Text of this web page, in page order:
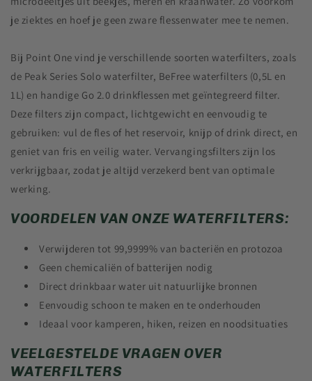
je ziektes en hoef je geen zware flessenwater mee te nemen.
Bij Point One vind je verschillende soorten waterfilters, zoals
de Peak Series Solo waterfilter, BeFree waterfilters (0,5L en
1L) en handige Go 2.0 drinkflessen met geïntegreerd filter.
Deze filters zijn compact, lichtgewicht en eenvoudig te
gebruiken: vul de fles of het reservoir, knijp of drink direct, en
geniet van fris en veilig water. Vervangingsfilters zijn los
verkrijgbaar, zodat je altijd verzekerd bent van optimale
werking.
VOORDELEN VAN ONZE WATERFILTERS:
Verwijderen tot 99,9999% van bacteriën en protozoa
Geen chemicaliën of batterijen nodig
Direct drinkbaar water uit natuurlijke bronnen
Eenvoudig schoon te maken en te onderhouden
Ideaal voor kamperen, hiken, reizen en noodsituaties
VEELGESTELDE VRAGEN OVER
WATERFILTERS